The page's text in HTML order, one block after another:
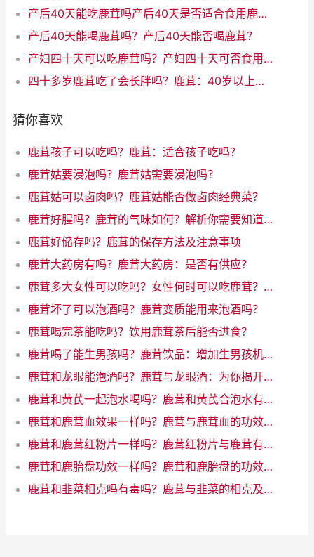
产后40天能吃鹿茸吗产后40天是否适合食用鹿茸？
产后40天能喝鹿茸吗？产后40天能否喝鹿茸？
产妇四十天可以吃鹿茸吗？产妇四十天可否食用鹿茸？新标题：产妇40天可否吃鹿茸？
四十多岁鹿茸吃了会长胖吗？鹿茸：40岁以上是否会导致发胖？
猜你喜欢
鹿茸孩子可以吃吗？鹿茸：适合孩子吃吗？
鹿茸姑要浸泡吗？鹿茸姑需要浸泡吗？
鹿茸姑可以卤肉吗？鹿茸姑能否做卤肉经典菜？
鹿茸好腥吗？鹿茸的气味如何？解析你需要知道的所有
鹿茸好储存吗？鹿茸的保存方法及注意事项
鹿茸大药房有吗？鹿茸大药房：是否有供应？
鹿茸多大女性可以吃吗？女性何时可以吃鹿茸？了解年龄限制
鹿茸坏了可以泡酒吗？鹿茸变质能用来泡酒吗？
鹿茸喝完茶能吃吗？饮用鹿茸茶后能否进食？
鹿茸喝了能生男孩吗？鹿茸饮品：增加生男孩机会的魔力饮料
鹿茸和龙眼能泡酒吗？鹿茸与龙眼酒：为你揭开神秘配对的奇迹！
鹿茸和黄芪一起泡水喝吗？鹿茸和黄芪合泡水有什么好处
鹿茸和鹿茸血效果一样吗？鹿茸与鹿茸血的功效一样吗？
鹿茸和鹿茸红粉片一样吗？鹿茸红粉片与鹿茸有何差异？
鹿茸和鹿胎盘功效一样吗？鹿茸和鹿胎盘的功效相似吗？
鹿茸和韭菜相克吗有毒吗？鹿茸与韭菜的相克及风险